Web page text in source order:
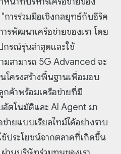
ารร่วมมือเชิงกลยุทธ์กับอีริค
พัฒนาเครือข่ายของเรา โดย
กรณ์รุ่นล่าสุดและใช้
มสามารถ 5G Advanced จะ
โครงสร้างพื้นฐานเพื่อมอบ
ค้าพร้อมเครือข่ายที่มี
ตโนมัติและ AI Agent มา
ายแบบเรียลไทม์ได้อย่างราบ
ช้ประโยชน์จากตลาดที่เกิดขึ้น